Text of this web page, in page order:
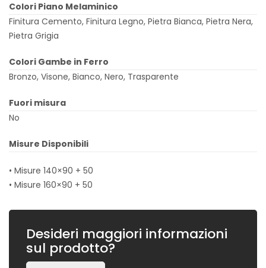
Colori Piano Melaminico
Finitura Cemento, Finitura Legno, Pietra Bianca, Pietra Nera,
Pietra Grigia
Colori Gambe in Ferro
Bronzo, Visone, Bianco, Nero, Trasparente
Fuori misura
No
Misure Disponibili
• Misure 140×90 + 50
• Misure 160×90 + 50
Desideri maggiori informazioni
sul prodotto?